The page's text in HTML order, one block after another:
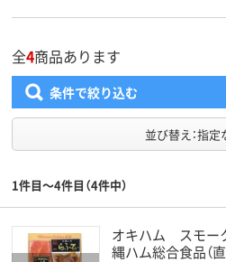
全4商品あります
条件で絞り込む
並び替え：指定
1件目～4件目（4件中）
オキハム スモー
縄ハム総合食品（直